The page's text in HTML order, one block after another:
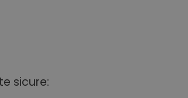
sicure: